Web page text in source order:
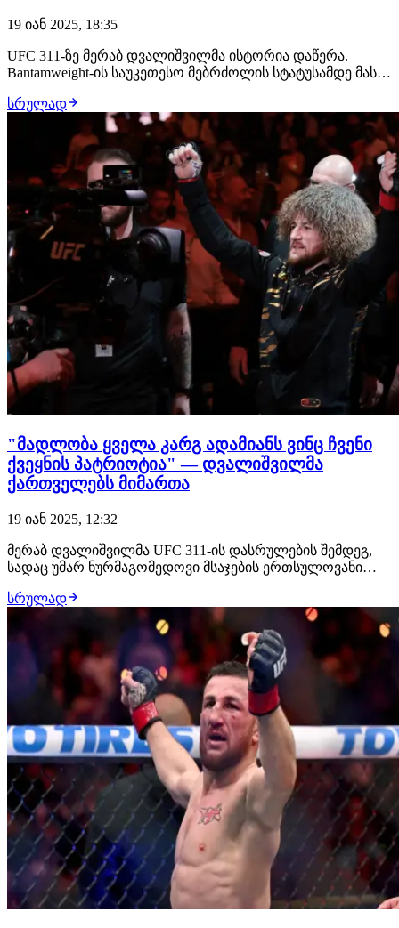
19 იან 2025, 18:35
UFC 311-ზე მერაბ დვალიშვილმა ისტორია დაწერა.
Bantamweight-ის საუკეთესო მებრძოლის სტატუსამდე მას
უმარ ნურმაგომედოვის 0-იანი წამოიღო, მაშინ, როდესაც
მის კუთხეში ლეგენდარული ხაბიბ ნურმაგომედოვი იდგა.
მერაბმა დივიზიონი აბსოლუტურად გაასუფ…
სრულად
"მადლობა ყველა კარგ ადამიანს ვინც ჩვენი
ქვეყნის პატრიოტია" — დვალიშვილმა
ქართველებს მიმართა
19 იან 2025, 12:32
მერაბ დვალიშვილმა UFC 311-ის დასრულების შემდეგ,
სადაც უმარ ნურმაგომედოვი მსაჯების ერთსულოვანი
ქართველებს მიმართა."მადლობა ყველაფრისთვის,
ჯიგრები ხართ და ჩვენ კიდევ ერთხელ შევძელით ეს.
მადლობა ყველა კარგ ადამიანს, ვინც შრომის ფასი იცის
დ…
სრულად